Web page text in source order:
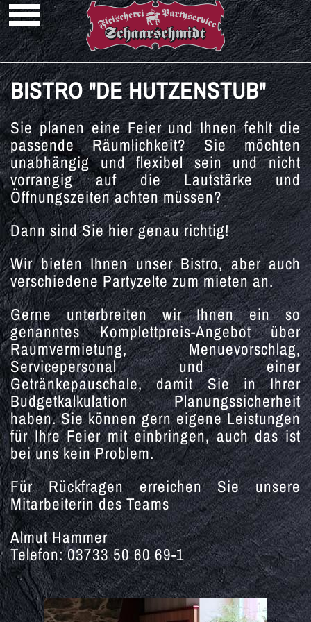
BISTRO "DE HUTZENSTUB"
Sie planen eine Feier und Ihnen fehlt die
passende Räumlichkeit? Sie möchten
unabhängig und flexibel sein und nicht
vorrangig auf die Lautstärke und
Öffnungszeiten achten müssen?
Dann sind Sie hier genau richtig!
Wir bieten Ihnen unser Bistro, aber auch
verschiedene Partyzelte zum mieten an.
Gerne unterbreiten wir Ihnen ein so
genanntes Komplettpreis-Angebot über
Raumvermietung, Menuevorschlag,
Servicepersonal und einer
Getränkepauschale, damit Sie in Ihrer
Budgetkalkulation Planungssicherheit
haben. Sie können gern eigene Leistungen
für Ihre Feier mit einbringen, auch das ist
bei uns kein Problem.
Für Rückfragen erreichen Sie unsere
Mitarbeiterin des Teams
Almut Hammer
Telefon: 03733 50 60 69-1